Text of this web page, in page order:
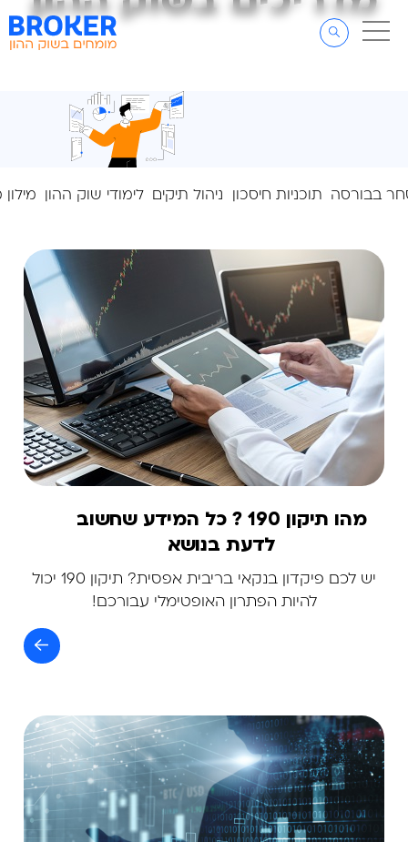
דלג לסרגל הניווט
דלג לתוכן
בבורסה תוכניות חיסכון ניהול תיקים לימודי שוק ההון
מהו תיקון 190 ? כל המידע שחשוב
לדעת בנושא
יש לכם פיקדון בנקאי בריבית אפסית? תיקון 190 יכול
להיות הפתרון האופטימלי עבורכם!